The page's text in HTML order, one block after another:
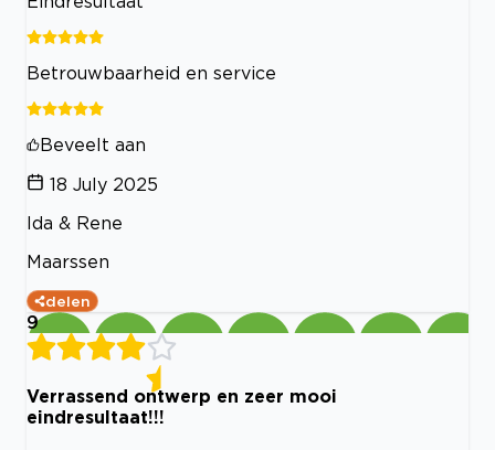
Betrouwbaarheid en service
Beveelt aan
18 July 2025
Ida & Rene
Maarssen
delen
9
Verrassend ontwerp en zeer mooi
eindresultaat!!!